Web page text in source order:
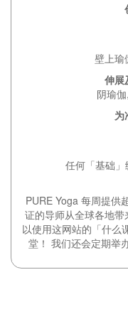
壁上瑜
伸展
阴瑜
为
任何「基础
PURE Yoga 每周提供
证的导师从全球各地
以使用这网站的「什么
堂！ 我们还会定期举